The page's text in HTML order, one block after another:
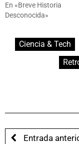
En «Breve Historia
Desconocida»
Ciencia & Tech
Entrada